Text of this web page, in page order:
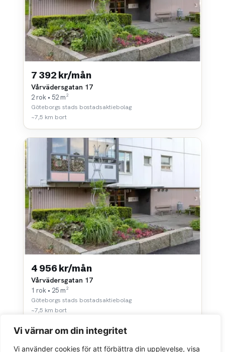
Vi värnar om din integritet
Vi använder cookies för att förbättra din upplevelse, visa
7 392 kr/mån
Vårvädersgatan 17
2 rok • 52 m²
Göteborgs stads bostadsaktiebolag
~7,5 km bort
4 956 kr/mån
Vårvädersgatan 17
1 rok • 25 m²
Göteborgs stads bostadsaktiebolag
~7,5 km bort